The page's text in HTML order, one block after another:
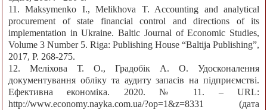
11. Maksymenko I., Melikhova T. Accounting and analytical
procurement of state financial control and directions of its
implementation in Ukraine. Baltic Journal of Economic Studies,
Volume 3 Number 5. Riga: Publishing House “Baltija Publishing”,
2017, P. 268-275.
12. Меліхова Т. О., Градобік А. О. Удосконалення
документування обліку та аудиту запасів на підприємстві.
Ефективна економіка. 2020. № 11. – URL:
http://www.economy.nayka.com.ua/?op=1&z=8331 (дата